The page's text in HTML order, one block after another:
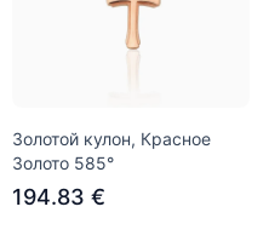
Золотой кулон, Красное
Золото 585°
194.83 €